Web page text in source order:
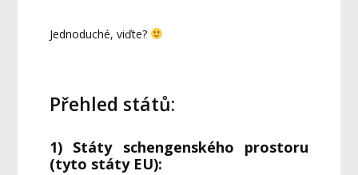
Jednoduché, viďte?
Přehled států:
1) Státy schengenského prostoru
(tyto státy EU):